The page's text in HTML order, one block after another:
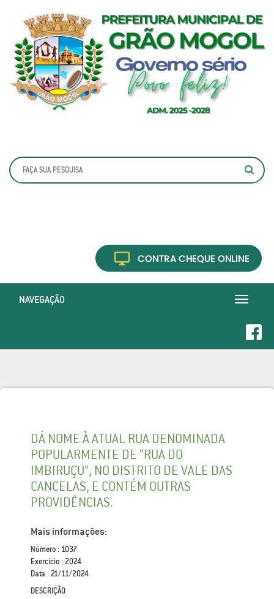
Toggle
NAVEGAÇÃO
DÁ NOME À ATUAL RUA DENOMINADA
POPULARMENTE DE “RUA DO
IMBIRUÇU”, NO DISTRITO DE VALE DAS
CANCELAS, E CONTÉM OUTRAS
PROVIDÊNCIAS.
Mais informações:
Número : 1037
Exercício : 2024
Data : 21/11/2024
DESCRIÇÃO